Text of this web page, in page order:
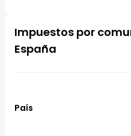
Impuestos por
España
País